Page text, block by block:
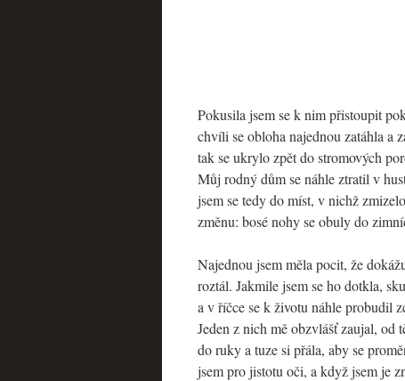
Pokusila jsem se k nim přistoupit
chvíli se obloha najednou zatáhla a
tak se ukrylo zpět do stromových
Můj rodný dům se náhle ztratil v
jsem se tedy do míst, v nichž
změnu: bosé nohy se obuly do
Najednou jsem měla pocit, že
roztál. Jakmile jsem se ho dotkla,
a v říčce se k životu náhle probudil
Jeden z nich mě obzvlášť zaujal,
do ruky a tuze si přála, aby se
jsem pro jistotu oči, a když jsem je